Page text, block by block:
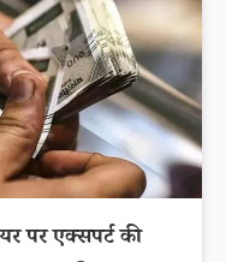
पर एक्सपर्ट की